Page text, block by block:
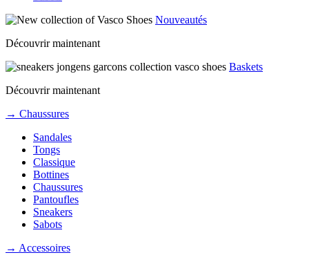
Nouveautés
Découvrir maintenant
Baskets
Découvrir maintenant
→ Chaussures
Sandales
Tongs
Classique
Bottines
Chaussures
Pantoufles
Sneakers
Sabots
→ Accessoires